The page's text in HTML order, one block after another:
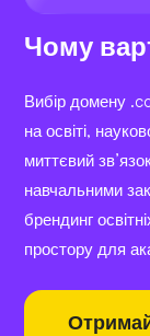
Чому
Вибір домену
на освіті,
миттєвий
навчальними
брендинг
простору для